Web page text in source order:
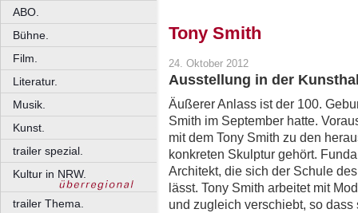
ABO.
Bühne.
Film.
Literatur.
Musik.
Kunst.
trailer spezial.
Kultur in NRW.
trailer Thema.
Tony Smith
24. Oktober 2012
Ausstellung in der
Äußerer Anlass ist der 100.
Smith im September hatte.
mit dem Tony Smith zu den
konkreten Skulptur gehört.
Architekt, die sich der Schule
lässt. Tony Smith arbeitet mit
und zugleich verschiebt, so